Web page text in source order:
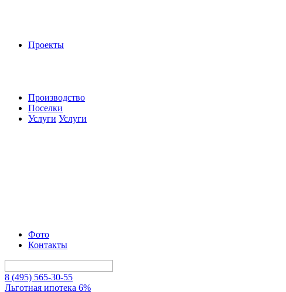
Проекты
Производство
Поселки
Услуги Услуги
Фото
Контакты
8 (495) 565-30-55
Льготная ипотека 6%